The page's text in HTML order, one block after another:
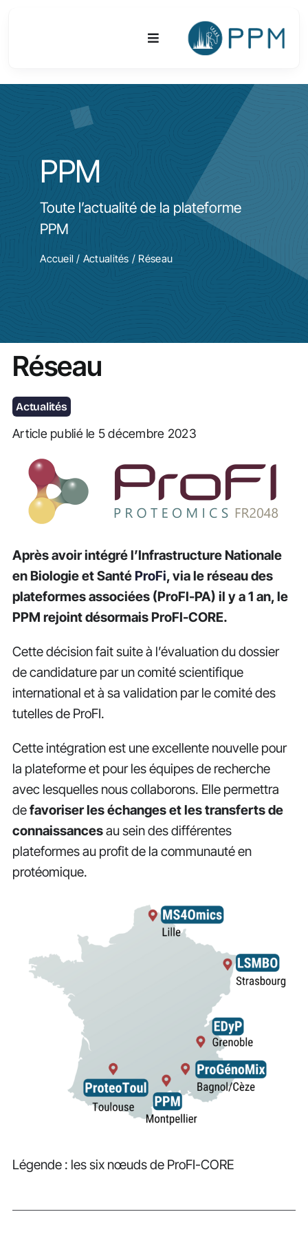
Toggle
Navigation
Equipements & Technologies
R&D
PPM
Toute l’actualité de la plateforme
PPM
Accueil / Actualités / Réseau
Réseau
Actualités
Article publié le 5 décembre 2023
Après avoir intégré l’Infrastructure Nationale
en Biologie et SantéProFi, via le réseau des
plateformes associées (ProFI-PA) il y a 1 an, le
PPM rejoint désormais ProFI-CORE.
Cette décision fait suite à l’évaluation du dossier
de candidature par un comité scientifique
international et à sa validation par le comité des
tutelles de ProFI.
Cette intégration est une excellente nouvelle pour
la plateforme et pour les équipes de recherche
avec lesquelles nous collaborons. Elle permettra
defavoriser les échanges et les transferts de
connaissancesau sein des différentes
plateformes au profit de la communauté en
protéomique.
Légende : les six nœuds de ProFI-CORE